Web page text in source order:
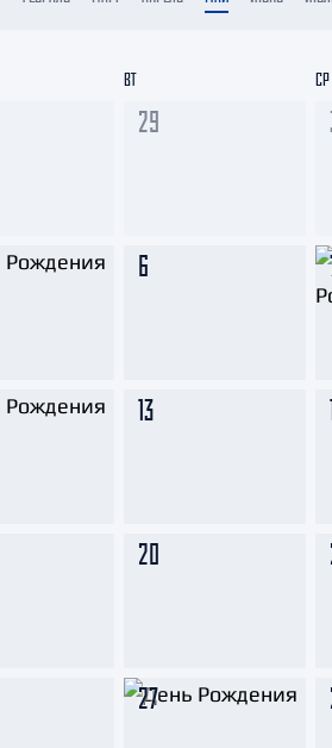
ЦСКА
Шанхайские Драконы
29
6
13
20
27
ВТ СР